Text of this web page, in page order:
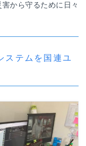
から守るために日々
ステムを国連ユ